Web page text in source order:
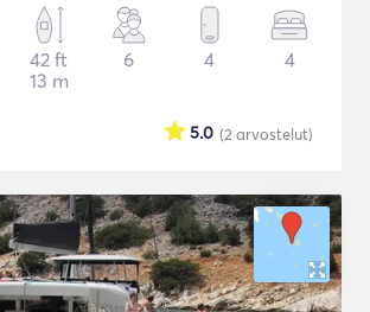
42 ft
13 m
6 4 4
(2 arvostelut)
5.0